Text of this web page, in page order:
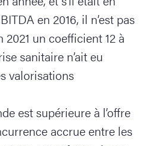
en 2016, il n’est pas
un coefficient 12 à
sanitaire n’ait eu
valorisations
est supérieure à l’offre
accrue entre les